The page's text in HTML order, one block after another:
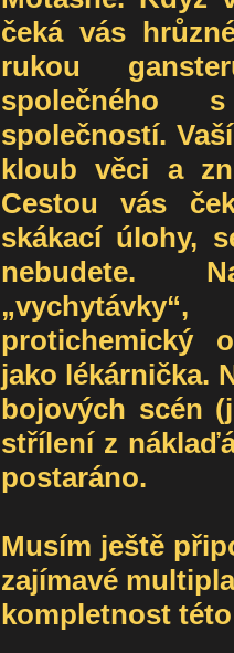
čeká vás
rukou
společného
společností.
kloub věci a
Cestou vás
skákací úlohy,
nebudete.
protichemický
jako lékárnička.
bojových scén
střílení z
postaráno.
Musím ještě
zajímavé
kompletnost